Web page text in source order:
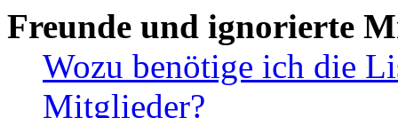
Freunde und ignorierte
Wozu benötige ich die
Mitglieder?